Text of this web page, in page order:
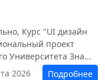
Курс "UI дизайн
проект
Университета Зна...
2026
Подробнее